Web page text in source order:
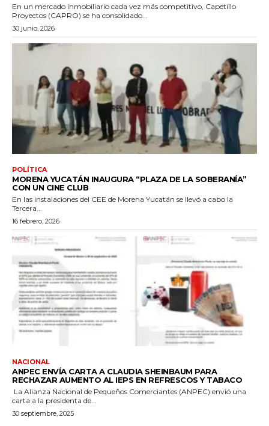
En un mercado inmobiliario cada vez más competitivo, Capetillo
Proyectos (CAPRO) se ha consolidado...
30 junio, 2026
POLÍTICA
MORENA YUCATÁN INAUGURA “PLAZA DE LA SOBERANÍA”
CON UN CINE CLUB
En las instalaciones del CEE de Morena Yucatán se llevó a cabo la
Tercera...
16 febrero, 2026
NACIONAL
ANPEC ENVÍA CARTA A CLAUDIA SHEINBAUM PARA
RECHAZAR AUMENTO AL IEPS EN REFRESCOS Y TABACO
La Alianza Nacional de Pequeños Comerciantes (ANPEC) envió una
carta a la presidenta de...
30 septiembre, 2025